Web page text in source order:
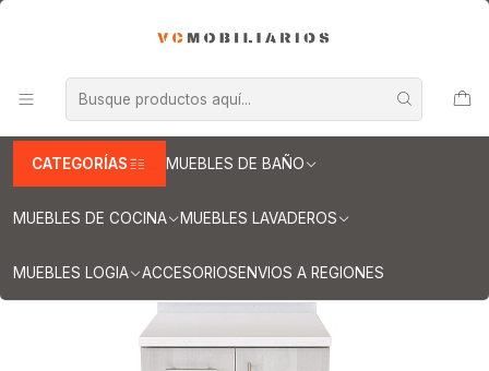
CATEGORÍAS MUEBLES DE BAÑO
MUEBLES DE COCINA MUEBLES LAVADEROS
MUEBLES LOGIA ACCESORIOSENVIOS A REGIONES
Mueble tipo Mesón de 80 cm
Mueble meson con cubierta de cuarzo de 80 cm / M1-820 / Legno